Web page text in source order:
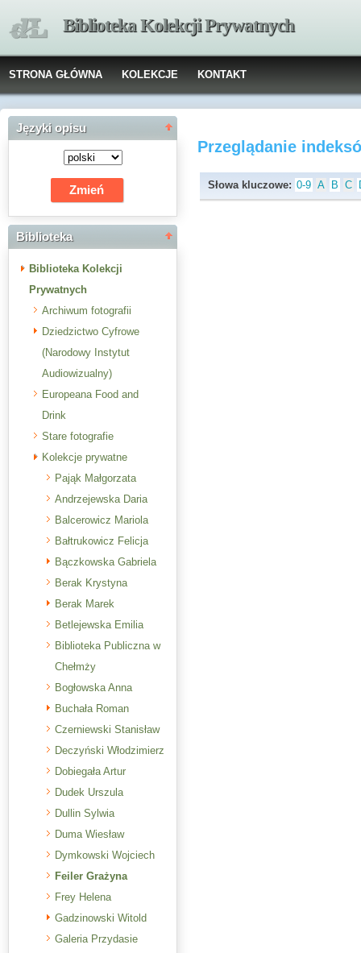
Biblioteka Kolekcji Prywatnych
STRONA GŁÓWNA KOLEKCJE KONTAKT
Języki opisu
Biblioteka
Biblioteka Kolekcji
Prywatnych
Archiwum fotografii
Dziedzictwo Cyfrowe
(Narodowy Instytut
Audiowizualny)
Europeana Food and
Drink
Stare fotografie
Kolekcje prywatne
Pająk Małgorzata
Andrzejewska Daria
Balcerowicz Mariola
Bałtrukowicz Felicja
Bączkowska Gabriela
Berak Krystyna
Berak Marek
Betlejewska Emilia
Biblioteka Publiczna w
Chełmży
Bogłowska Anna
Buchała Roman
Czerniewski Stanisław
Deczyński Włodzimierz
Dobiegała Artur
Dudek Urszula
Dullin Sylwia
Duma Wiesław
Dymkowski Wojciech
Feiler Grażyna
Frey Helena
Gadzinowski Witold
Galeria Przydasie
Przeglądanie
Słowa kluczowe: 0-9 A B C